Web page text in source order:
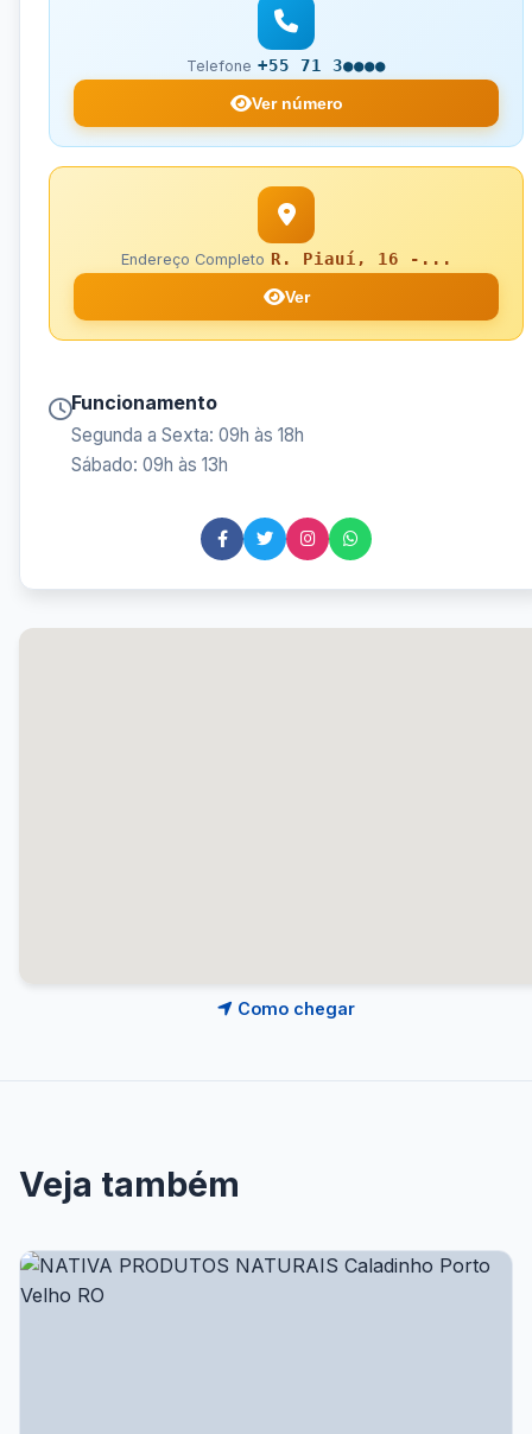
Telefone +55 71 3●●●●
Ver número
Endereço Completo R. Piauí, 16 -...
Ver
Funcionamento
Segunda a Sexta: 09h às 18h
Sábado: 09h às 13h
Como chegar
Veja também